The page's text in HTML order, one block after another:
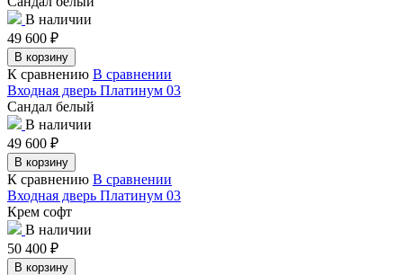
В наличии
49 600 ₽
В корзину
К сравнению В сравнении
Входная дверь Платинум 03
Сандал белый
В наличии
49 600 ₽
В корзину
К сравнению В сравнении
Входная дверь Платинум 03
Крем софт
В наличии
50 400 ₽
В корзину